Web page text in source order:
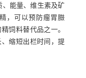
能量、维生素及矿
，可以预防瘤胃臌
饲料替代品之一。
缩短出栏时间，提